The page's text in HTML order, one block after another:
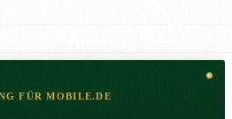
FÜR MOBILE.DE